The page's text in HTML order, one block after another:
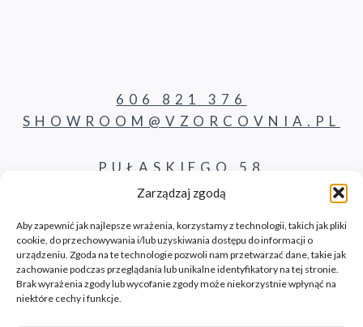
Zarządzaj zgodą
Aby zapewnić jak najlepsze wrażenia, korzystamy z technologii, takich jak pliki
cookie, do przechowywania i/lub uzyskiwania dostępu do informacji o
urządzeniu. Zgoda na te technologie pozwoli nam przetwarzać dane, takie jak
zachowanie podczas przeglądania lub unikalne identyfikatory na tej stronie.
Brak wyrażenia zgody lub wycofanie zgody może niekorzystnie wpłynąć na
niektóre cechy i funkcje.
606 821 376
SHOWROOM@VZORCOVNIA.PL
PUŁASKIEGO 58
62-800 KALISZ
PRODUKTY
KONTAKT